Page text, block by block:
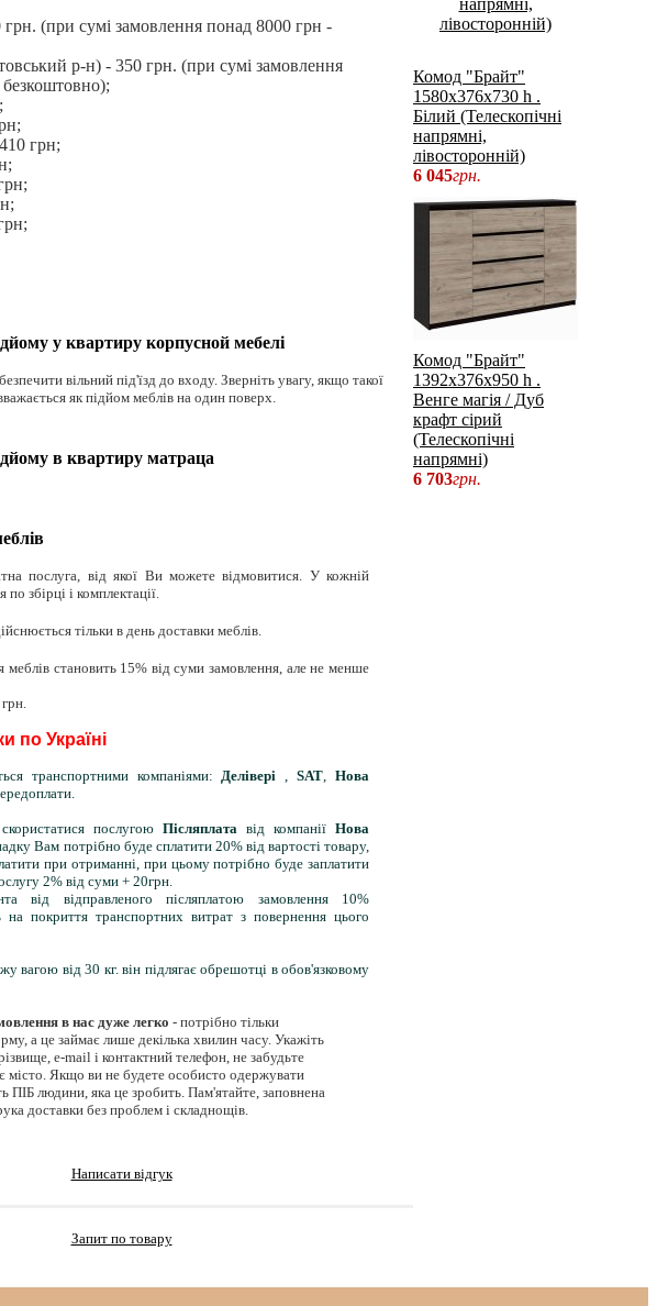
грн. (при сумі замовлення понад 8000 грн -
р-н) - 350 грн. (при сумі замовлення
грн;
у квартиру корпусной мебелі
вільний під'їзд до входу. Зверніть увагу, якщо такої
як підйом меблів на один поверх.
в квартиру матраца
послуга, від якої Ви можете відмовитися. У кожній
по збірці і комплектації
тільки в день доставки меблів.
меблів становить 15% від суми замовлення, але не менше
по Україні
транспортними компаніями: Делівері ,SAT ,Нова
послугою Післяплата від компанії Нова
Вам потрібно буде сплатити 20% від вартості товару,
при отриманні, при цьому потрібно буде заплатити
2% від суми + 20грн.
від відправленого післяплатою замовлення 10%
на покриття транспортних витрат з повернення цього
вагою від 30 кг. він підлягає обрешотці в обов'язковому
в нас дуже легко - потрібно тільки
а це займає лише декілька хвилин часу. Укажіть
e-mail і контактний телефон, не забудьте
місто. Якщо ви не будете особисто одержувати
ПІБ людини, яка це зробить. Пам'ятайте, заповнена
доставки без проблем і складнощів.
Написати відгук
Запит по товару
Комод "Брайт"
1580х376х730 h .
Білий (Телескопічні
напрямні,
лівосторонній)
6 045грн.
Комод "Брайт"
1392х376х950 h .
Венге магія / Дуб
крафт сірий
(Телескопічні
напрямні)
6 703грн.